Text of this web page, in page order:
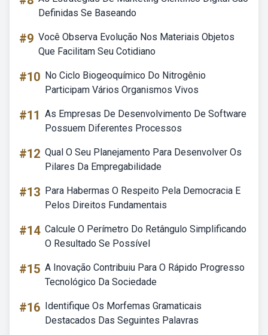
Definidas Se Baseando
#9 Você Observa Evolução Nos Materiais Objetos
Que Facilitam Seu Cotidiano
#10 No Ciclo Biogeoquímico Do Nitrogênio
Participam Vários Organismos Vivos
#11 As Empresas De Desenvolvimento De Software
Possuem Diferentes Processos
#12 Qual O Seu Planejamento Para Desenvolver Os
Pilares Da Empregabilidade
#13 Para Habermas O Respeito Pela Democracia E
Pelos Direitos Fundamentais
#14 Calcule O Perímetro Do Retângulo Simplificando
O Resultado Se Possível
#15 A Inovação Contribuiu Para O Rápido Progresso
Tecnológico Da Sociedade
#16 Identifique Os Morfemas Gramaticais
Destacados Das Seguintes Palavras